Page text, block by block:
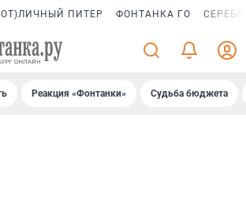
ПИТЕР ФОНТАНКА ГО
Реакция «Фонтанки» Судьба бюджета